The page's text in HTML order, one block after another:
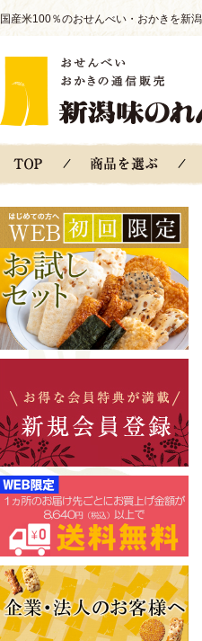
国産米100％のおせんべい・おかきを新